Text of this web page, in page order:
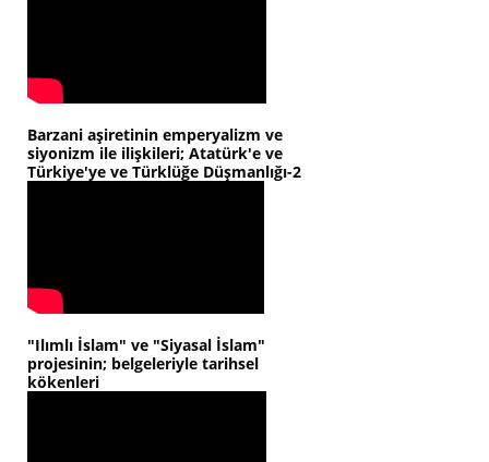
Barzani aşiretinin emperyalizm ve
siyonizm ile ilişkileri; Atatürk'e ve
Türkiye'ye ve Türklüğe Düşmanlığı-2
"Ilımlı İslam" ve "Siyasal İslam"
projesinin; belgeleriyle tarihsel
kökenleri